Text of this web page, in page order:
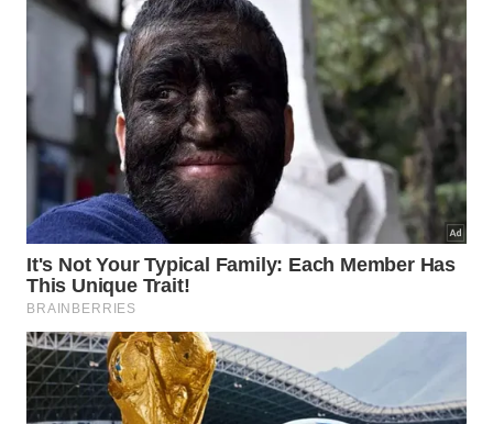
manutenção -
Imagem gerada por IA
Por que os pisos industriais